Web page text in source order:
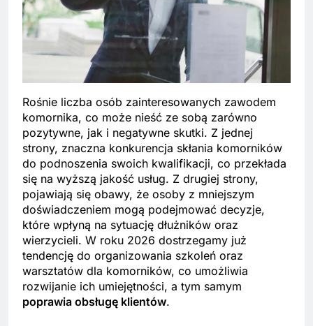
Rośnie liczba osób zainteresowanych zawodem
komornika, co może nieść ze sobą zarówno
pozytywne, jak i negatywne skutki. Z jednej
strony, znaczna konkurencja skłania komorników
do podnoszenia swoich kwalifikacji, co przekłada
się na wyższą jakość usług. Z drugiej strony,
pojawiają się obawy, że osoby z mniejszym
doświadczeniem mogą podejmować decyzje,
które wpłyną na sytuację dłużników oraz
wierzycieli. W roku 2026 dostrzegamy już
tendencję do organizowania szkoleń oraz
warsztatów dla komorników, co umożliwia
rozwijanie ich umiejętności, a tym samym
poprawia obsługę klientów.